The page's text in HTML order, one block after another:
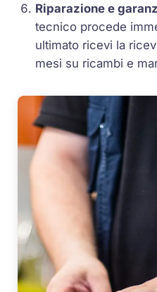
Riparazione e
tecnico procede
ultimato ricevi la
mesi su ricambi e